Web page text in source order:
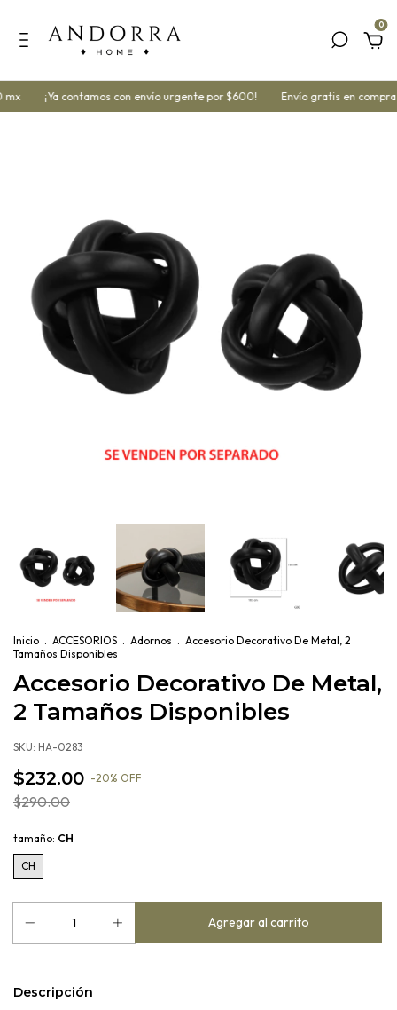
0
¡Ya contamos con envío urgente por $600! Envío gratis en
Inicio . ACCESORIOS . Adornos . Accesorio Decorativo De Metal, 2
Tamaños Disponibles
Accesorio Decorativo De Metal,
2 Tamaños Disponibles
SKU: HA-0283
$232.00 -20% OFF
$290.00
tamaño: CH
CH
Descripción